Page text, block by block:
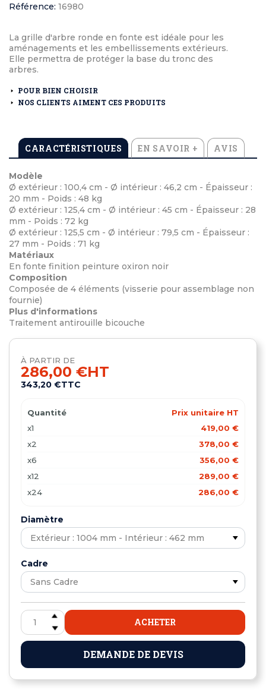
Référence: 16980
La grille d'arbre ronde en fonte est idéale pour les
aménagements et les embellissements extérieurs.
Elle permettra de protéger la base du tronc des
arbres.
POUR BIEN CHOISIR
NOS CLIENTS AIMENT CES PRODUITS
CARACTÉRISTIQUES EN SAVOIR + AVIS
Modèle
Ø extérieur : 100,4 cm - Ø intérieur : 46,2 cm - Épaisseur :
20 mm - Poids : 48 kg
Ø extérieur : 125,4 cm - Ø intérieur : 45 cm - Épaisseur : 28
mm - Poids : 72 kg
Ø extérieur : 125,5 cm - Ø intérieur : 79,5 cm - Épaisseur :
27 mm - Poids : 71 kg
Matériaux
En fonte finition peinture oxiron noir
Composition
Composée de 4 éléments (visserie pour assemblage non
fournie)
Plus d'informations
Traitement antirouille bicouche
À PARTIR DE
286,00 €HT
343,20 €TTC
Quantité
Prix unitaire HT
x1
419,00 €
x2
378,00 €
x6
356,00 €
x12
289,00 €
x24
286,00 €
Diamètre
Cadre
ACHETER
DEMANDE DE DEVIS